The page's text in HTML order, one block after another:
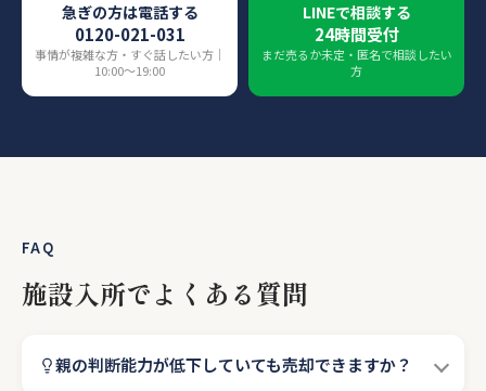
急ぎの方は電話する
0120-021-031
事情が複雑な方・すぐ話したい方｜
10:00〜19:00
LINEで相談する
24時間受付
まだ売るか未定・匿名で相談したい
方
FAQ
施設入所でよくある質問
親の判断能力が低下していても売却できますか？